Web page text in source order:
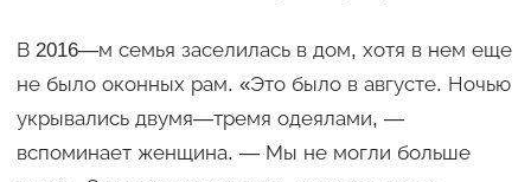
В 2016—м семья заселилась в дом, хотя в нем еще
не было оконных рам. «Это было в августе. Ночью
укрывались двумя—тремя одеялами, —
вспоминает женщина. — Мы не могли больше